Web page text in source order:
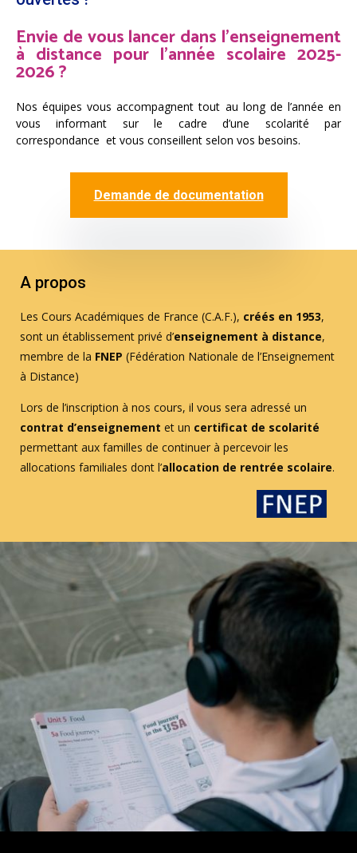
Envie de vous lancer dans l’enseignement
à distance pour l’année scolaire 2025-
2026 ?
Nos équipes vous accompagnent tout au long de l’année en
vous informant sur le cadre d’une scolarité par
correspondance et vous conseillent selon vos besoins.
Demande de documentation
A propos
Les Cours Académiques de France (C.A.F.), créés en 1953,
sont un établissement privé d’enseignement à distance,
membre de la FNEP (Fédération Nationale de l’Enseignement
à Distance)
Lors de l’inscription à nos cours, il vous sera adressé un
contrat d’enseignement et un certificat de scolarité
permettant aux familles de continuer à percevoir les
allocations familiales dont l’allocation de rentrée scolaire.